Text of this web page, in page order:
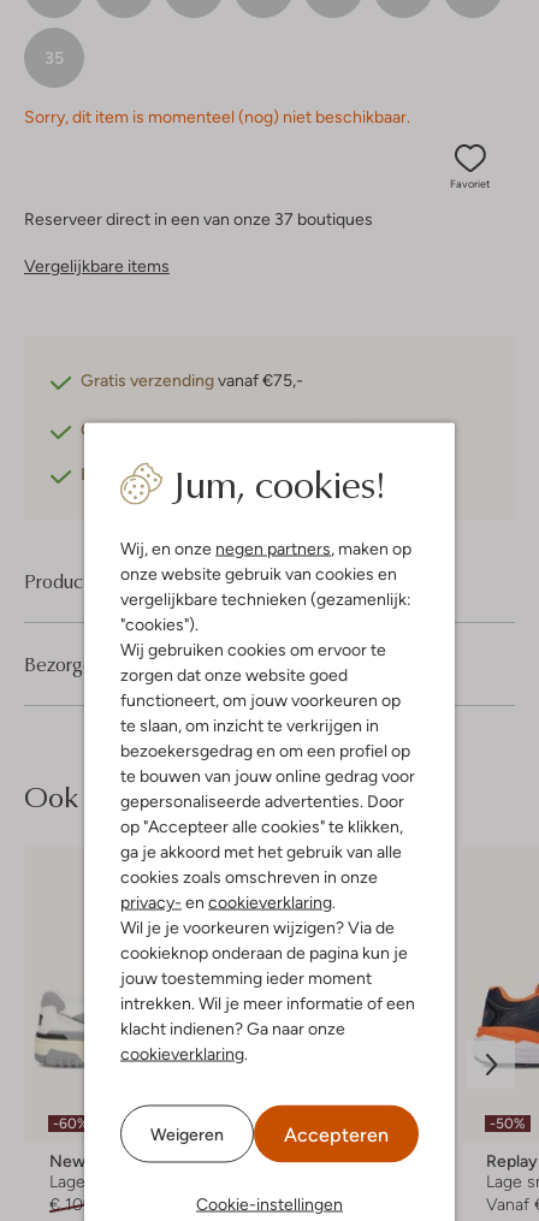
Jum, cookies!
Wij, en onze negen partners, maken op
onze website gebruik van cookies en
vergelijkbare technieken (gezamenlijk:
"cookies").
Wij gebruiken cookies om ervoor te
zorgen dat onze website goed
functioneert, om jouw voorkeuren op
te slaan, om inzicht te verkrijgen in
bezoekersgedrag en om een profiel op
te bouwen van jouw online gedrag voor
gepersonaliseerde advertenties. Door
op "Accepteer alle cookies" te klikken,
ga je akkoord met het gebruik van alle
cookies zoals omschreven in onze
privacy- en cookieverklaring.
Wil je je voorkeuren wijzigen? Via de
cookieknop onderaan de pagina kun je
jouw toestemming ieder moment
intrekken. Wil je meer informatie of een
klacht indienen? Ga naar onze
cookieverklaring.
Weigeren Accepteren
Cookie-instellingen
35
Sorry, dit item is momenteel (nog) niet beschikbaar.
Favoriet
Reserveer direct in een van onze 37 boutiques
Vergelijkbare items
Gratis verzendingvanaf €75,-
Gratis retournerenbinnen 30 dagen*
Betaal achteraf
Product informatie
Bezorgen & retourneren
Ook iets voor jou?
-60%
New Balance
Lage sneakers
€ 109,99
-30%
New Balance
€ 59,99 € 41,99
-50%
Replay
Lage
Vanaf